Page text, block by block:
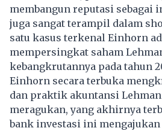
membangun reputasi sebagai
juga sangat terampil dalam
satu kasus terkenal Einhorn
mempersingkat saham
kebangkrutannya pada tahun
Einhorn secara terbuka
dan praktik akuntansi
meragukan, yang akhirnya
bank investasi ini